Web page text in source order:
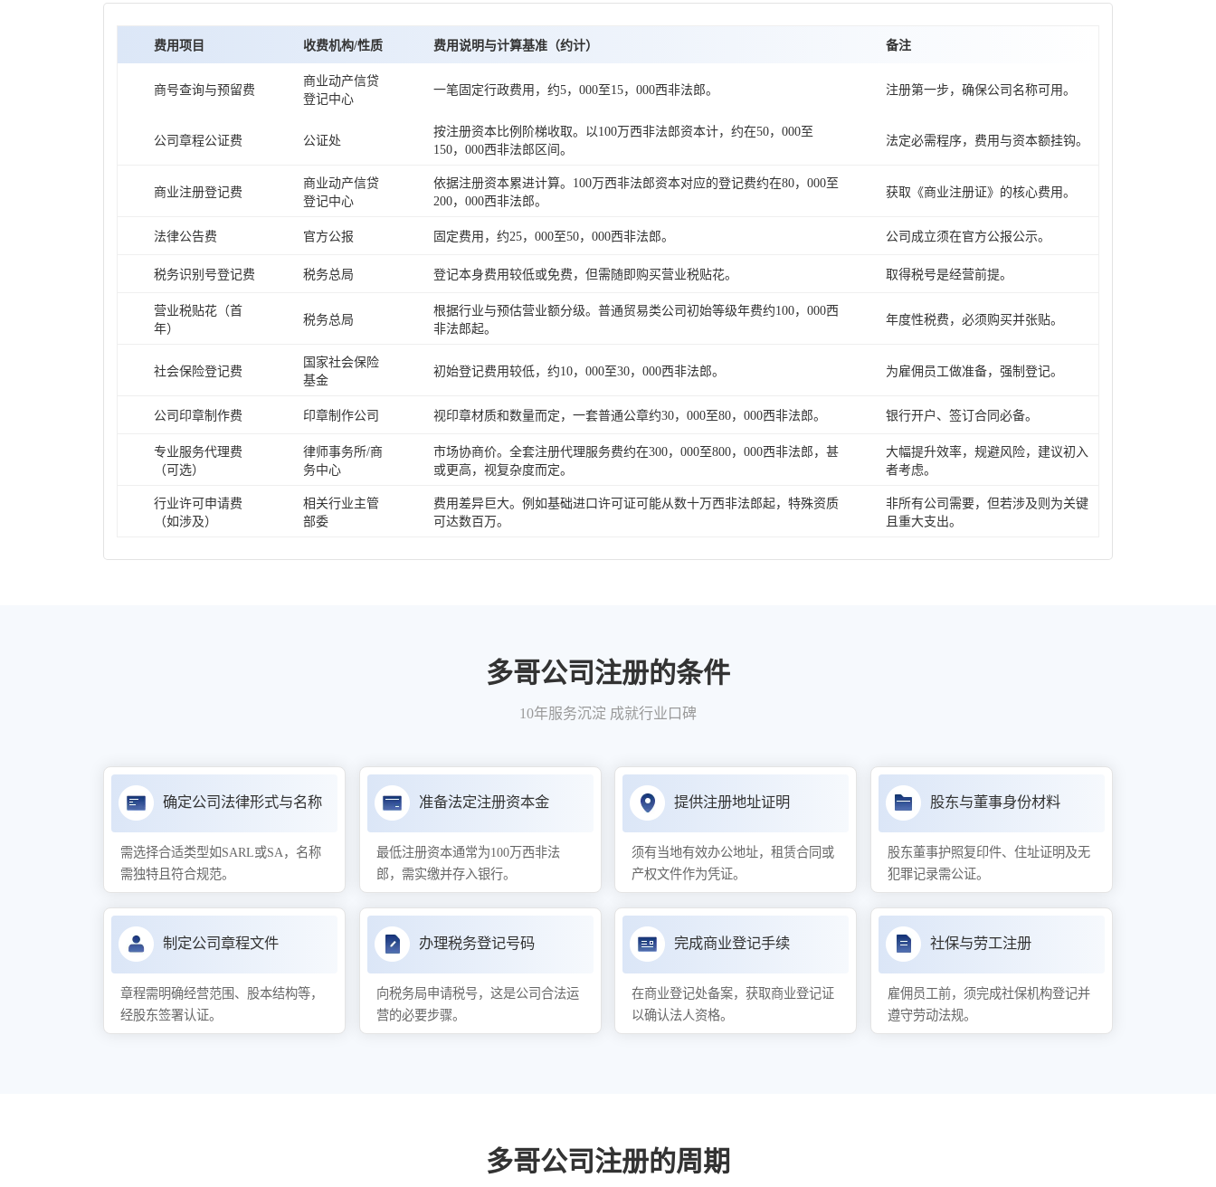
费用项目 收费机构/性质 费用说明与计算基准（约计） 备注
商号查询与预留费
商业动产信贷
登记中心
一笔固定行政费用，约5，000至15，000西非法郎。 注册第一步，确保公司名称可用。
公司章程公证费 公证处
按注册资本比例阶梯收取。以100万西非法郎资本计，约在50，000至
150，000西非法郎区间。
法定必需程序，费用与资本额挂钩。
商业注册登记费
商业动产信贷
登记中心
依据注册资本累进计算。100万西非法郎资本对应的登记费约在80，000至
200，000西非法郎。
获取《商业注册证》的核心费用。
法律公告费 官方公报 固定费用，约25，000至50，000西非法郎。 公司成立须在官方公报公示。
税务识别号登记费 税务总局 登记本身费用较低或免费，但需随即购买营业税贴花。 取得税号是经营前提。
营业税贴花（首
年）
税务总局
根据行业与预估营业额分级。普通贸易类公司初始等级年费约100，000西
非法郎起。
年度性税费，必须购买并张贴。
社会保险登记费
国家社会保险
基金
初始登记费用较低，约10，000至30，000西非法郎。 为雇佣员工做准备，强制登记。
公司印章制作费 印章制作公司 视印章材质和数量而定，一套普通公章约30，000至80，000西非法郎。 银行开户、签订合同必备。
专业服务代理费
（可选）
律师事务所/商
务中心
市场协商价。全套注册代理服务费约在300，000至800，000西非法郎，甚
或更高，视复杂度而定。
大幅提升效率，规避风险，建议初入
者考虑。
行业许可申请费
（如涉及）
相关行业主管
部委
费用差异巨大。例如基础进口许可证可能从数十万西非法郎起，特殊资质
可达数百万。
非所有公司需要，但若涉及则为关键
且重大支出。
多哥公司注册的条件
10年服务沉淀 成就行业口碑
确定公司法律形式与名称
需选择合适类型如SARL或SA，名称
需独特且符合规范。
准备法定注册资本金
最低注册资本通常为100万西非法
郎，需实缴并存入银行。
提供注册地址证明
须有当地有效办公地址，租赁合同或
产权文件作为凭证。
股东与董事身份材料
股东董事护照复印件、住址证明及无
犯罪记录需公证。
制定公司章程文件
章程需明确经营范围、股本结构等，
经股东签署认证。
办理税务登记号码
向税务局申请税号，这是公司合法运
营的必要步骤。
完成商业登记手续
在商业登记处备案，获取商业登记证
以确认法人资格。
社保与劳工注册
雇佣员工前，须完成社保机构登记并
遵守劳动法规。
多哥公司注册的周期